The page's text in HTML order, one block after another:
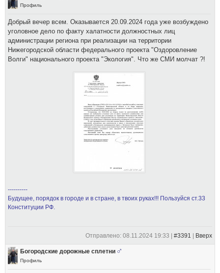
Профиль
Добрый вечер всем. Оказывается 20.09.2024 года уже возбуждено
уголовное дело по факту халатности должностных лиц
администрации региона при реализации на территории
Нижегородской области федерального проекта "Оздоровление
Волги" национального проекта "Экология". Что же СМИ молчат ?!
----------
Будущее, порядок в городе и в стране, в твоих руках!!! Пользуйся ст.33
Конституции РФ.
Отправлено: 08.11.2024 19:33 | #3391 Вверх
Богородские дорожные сплетни
Профиль